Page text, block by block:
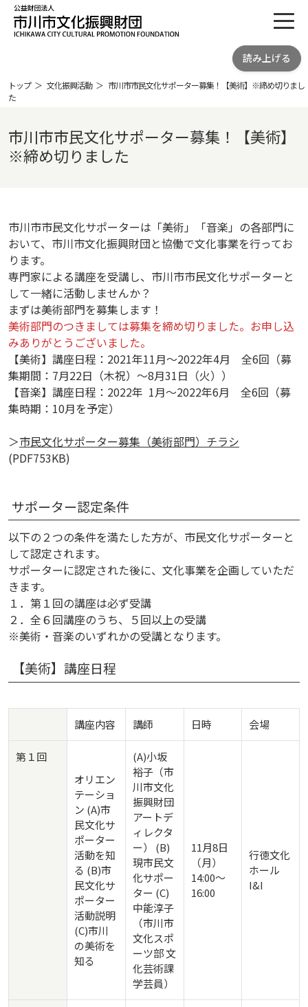
公益財団法人 市川市文化振興財団
PROMOTION FOUNDATION
読み上げる
トップ 文化振興活動
市川市市民文化サポーター募集！【美術】※締め切りまし
た
市川市市民文化サポーター募集！【美術】
※締め切りました
市川市市民文化サポーターは「美術」「音楽」の各部門に
おいて、市川市文化振興財団と協働で文化事業を行ってお
ります。
専門家による講座を受講し、市川市市民文化サポーターと
して一緒に活動しませんか？
まずは美術部門を募集します！
美術部門のつきましては募集を締め切りました。お申し込
みありがとうございました。
【美術】講座日程：2021年11月～2022年4月 全6回（募
集期間：7月22日（木祝）～8月31日（火））
【音楽】講座日程：2022年 1月～2022年6月 全6回（募
集時期：10月を予定）
＞市民文化サポーター募集（美術部門）チラシ
(PDF753KB)
サポーター認定条件
以下の２つの条件を満たした方が、市民文化サポーターと
して認定されます。
サポーターに認定された後に、文化事業を企画していただ
きます。
１．第１回の講座は必ず受講
２．全６回講座のうち、５回以上の受講
※美術・音楽のいずれかの受講となります。
【美術】講座日程
講座内容 講師 日時 会場
第１回
オリエン
テーショ
ン (A)市
民文化サ
ポーター
活動を知
る (B)市
民文化サ
ポーター
活動説明
(C)市川
の美術を
知る
(A)小坂
裕子（市
川市文化
振興財団
アートデ
ィレクタ
ー） (B)
現市民文
化サポー
ター (C)
中能淳子
（市川市
文化スポ
ーツ部 文
化芸術課
学芸員）
11月8日
（月）
14:00～
16:00
行徳文化
ホール
I&I